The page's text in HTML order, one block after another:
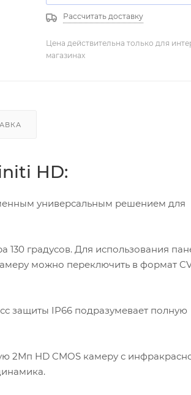
Рассчитать доставку
Цена действительна только для
магазинах
HD:
универсальным решением для
130 градусов. Для использования
можно переключить в формат
защиты IP66 подразумевает полную
2Мп HD CMOS камеру с